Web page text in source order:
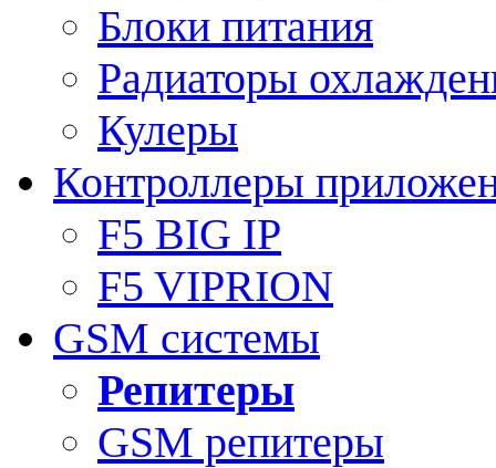
Блоки питания
Радиаторы
Кулеры
Контроллеры
F5 BIG IP
F5 VIPRION
GSM системы
Репитеры
GSM репитеры